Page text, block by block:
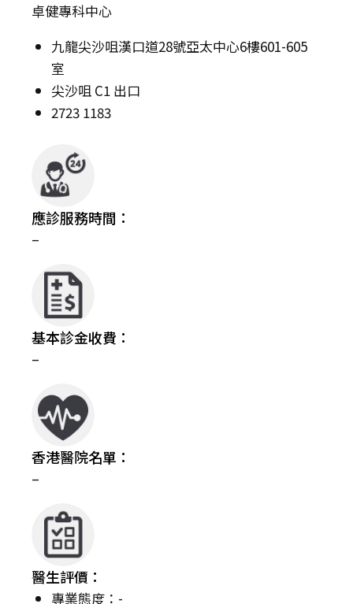
卓健專科中心
九龍尖沙咀漢口道28號亞太中心6樓601-605
室
尖沙咀 C1 出口
2723 1183
應診服務時間：
–
基本診金收費：
–
香港醫院名單：
–
醫生評價：
專業態度：-